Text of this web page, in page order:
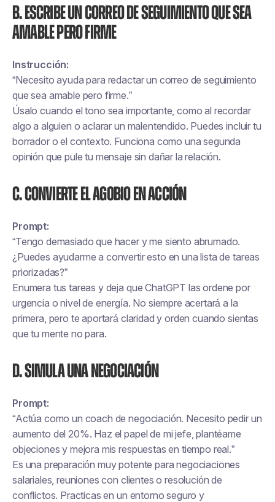
B. Escribe un correo de seguimiento que sea
amable pero firme
Instrucción:
“Necesito ayuda para redactar un correo de seguimiento
que sea amable pero firme.”
Úsalo cuando el tono sea importante, como al recordar
algo a alguien o aclarar un malentendido. Puedes incluir tu
borrador o el contexto. Funciona como una segunda
opinión que pule tu mensaje sin dañar la relación.
C. Convierte el agobio en acción
Prompt:
“Tengo demasiado que hacer y me siento abrumado.
¿Puedes ayudarme a convertir esto en una lista de tareas
priorizadas?”
Enumera tus tareas y deja que ChatGPT las ordene por
urgencia o nivel de energía. No siempre acertará a la
primera, pero te aportará claridad y orden cuando sientas
que tu mente no para.
D. Simula una negociación
Prompt:
“Actúa como un coach de negociación. Necesito pedir un
aumento del 20%. Haz el papel de mi jefe, plantéame
objeciones y mejora mis respuestas en tiempo real.”
Es una preparación muy potente para negociaciones
salariales, reuniones con clientes o resolución de
conflictos. Practicas en un entorno seguro y